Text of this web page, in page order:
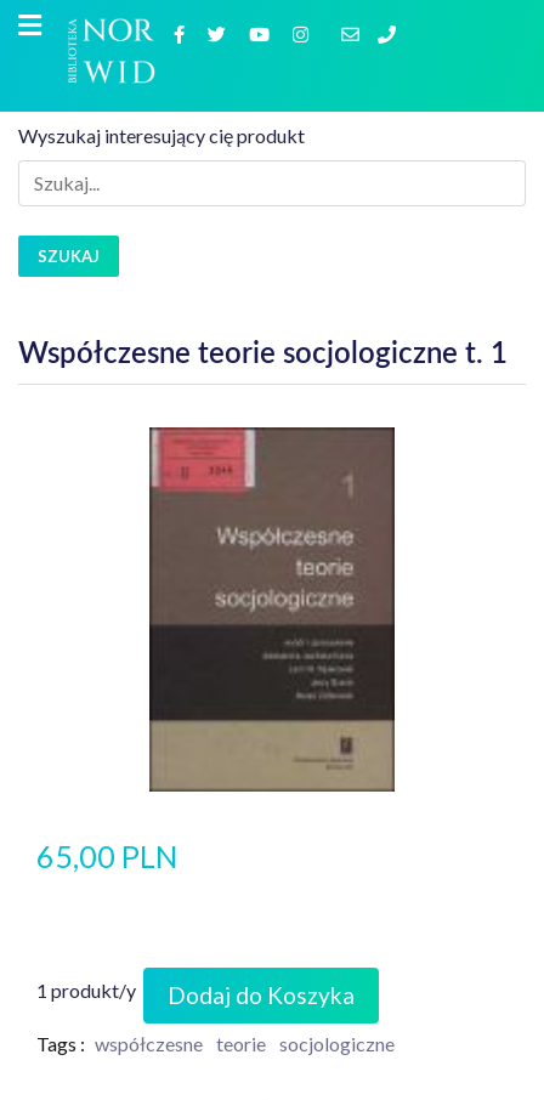
Wyszukaj interesujący cię produkt
SZUKAJ
Współczesne teorie socjologiczne t. 1
65,00 PLN
1 produkt/y Dodaj do Koszyka
Tags : współczesne teorie socjologiczne